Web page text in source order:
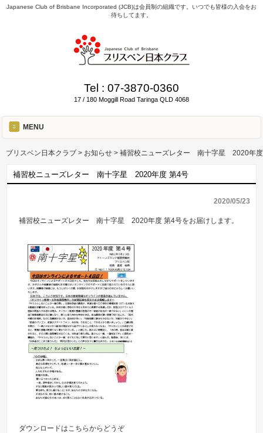
Japanese Club of Brisbane Incorporated (JCB)は会員制の組織です。いつでも皆様の入会をお
待ちしてます。
Tel : 07-3870-0360
17 / 180 Moggill Road Taringa QLD 4068
MENU
ブリスベン日本クラブ > お知らせ > 補習校ニューズレター 南十字星 2020年
補習校ニューズレター 南十字星 2020年度 第4号
2020/05/23
補習校ニューズレター 南十字星 2020年度 第4号をお届けします。
ダウンロードはこちらからどうぞ